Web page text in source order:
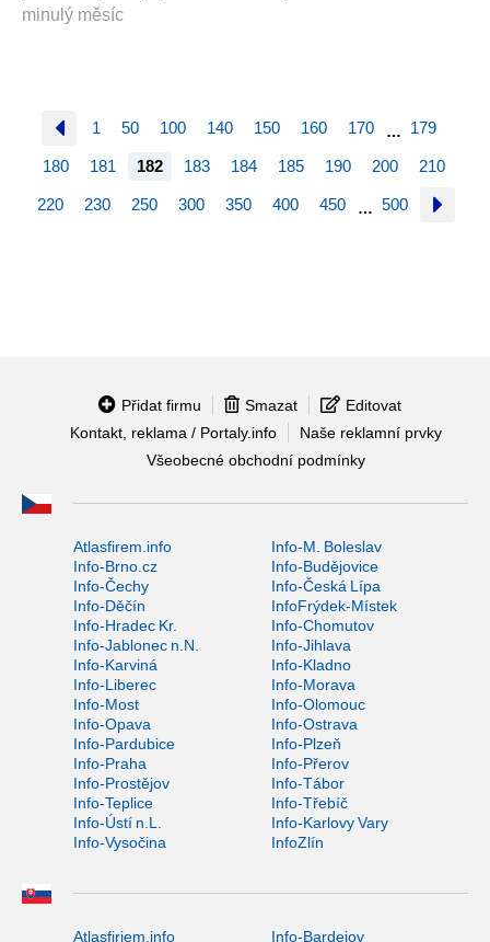
minulý měsíc
1 50 100 140 150 160 170 … 179
180 181 182 183 184 185 190 200 210
220 230 250 300 350 400 450 … 500
Přidat firmu Smazat
Editovat
Kontakt, reklama / Portaly.info
Naše reklamní prvky
Všeobecné obchodní podmínky
Atlasfirem.info
Info-M. Boleslav
Info-Brno.cz
Info-Budějovice
Info-Čechy
Info-Česká Lípa
Info-Děčín
InfoFrýdek-Místek
Info-Hradec Kr.
Info-Chomutov
Info-Jablonec n.N.
Info-Jihlava
Info-Karviná
Info-Kladno
Info-Liberec
Info-Morava
Info-Most
Info-Olomouc
Info-Opava
Info-Ostrava
Info-Pardubice
Info-Plzeň
Info-Praha
Info-Přerov
Info-Prostějov
Info-Tábor
Info-Teplice
Info-Třebíč
Info-Ústí n.L.
Info-Karlovy Vary
Info-Vysočina
InfoZlín
Atlasfiriem.info Info-Bardejov